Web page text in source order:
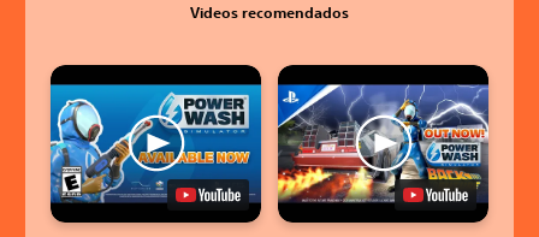
Videos recomendados